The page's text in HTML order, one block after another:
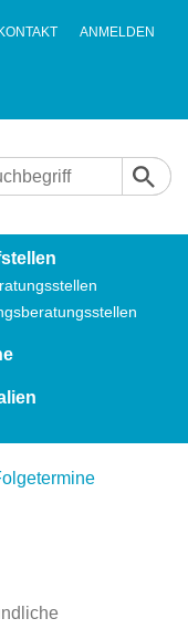
KONTAKT ANMELDEN